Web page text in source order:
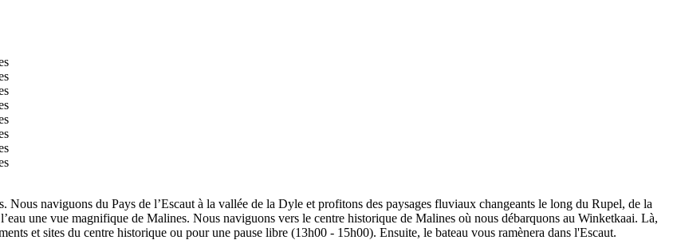
naviguons du Pays de l’Escaut à la vallée de la Dyle et profitons des paysages fluviaux changeants le long du Rupel, de la
une vue magnifique de Malines. Nous naviguons vers le centre historique de Malines où nous débarquons au Winketkaai. Là,
et sites du centre historique ou pour une pause libre (13h00 - 15h00). Ensuite, le bateau vous ramènera dans l'Escaut.